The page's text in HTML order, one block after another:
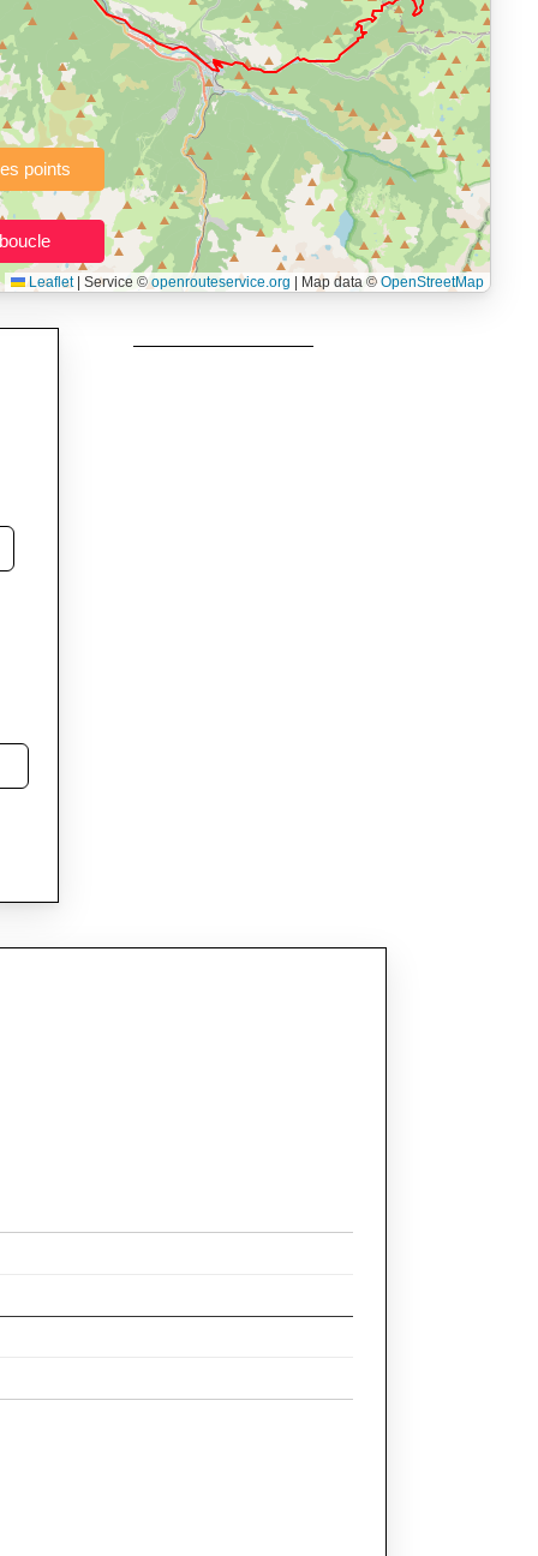
vélo, VTT, randonnée, roller, équitation) directement dans
de la vitesse et du temps estimé, profil d’élévation
dépensées, de VO₂max/VMA et d’IMC.
itinéraires, et utilisateurs de GPS souhaitant charger leurs
roller et équitation.
Leaflet Service ©openrouteservice.org | Map data ©OpenStreetMap